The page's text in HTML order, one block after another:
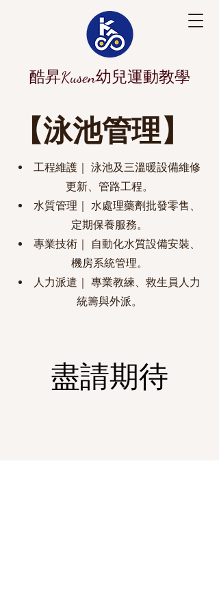
酷昇Kusen幼兒運動教學
【泳池管理】
工程維護｜ 泳池及三溫暖設備維修
更新、管路工程。
水質管理｜ 水處理藥劑批發零售、
定期保養服務。
專業技術｜ 自動化水質設備安裝、
機房系統管理。
人力派遣｜ 專業教練、救生員人力
統籌與外派。
盡請期待